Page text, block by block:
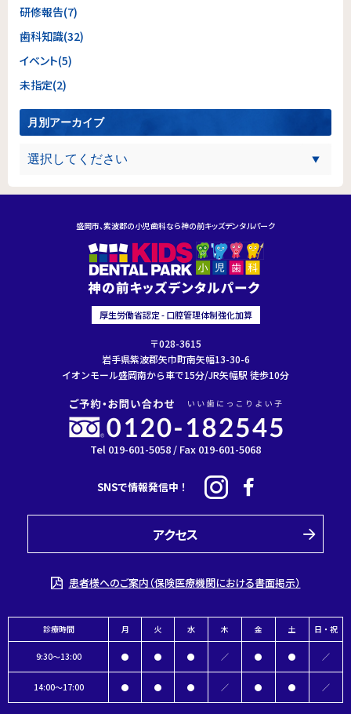
研修報告(7)
歯科知識(32)
イベント(5)
未指定(2)
月別アーカイブ
盛岡市、紫波郡の小児歯科なら神の前キッズデンタルパーク
厚生労働省認定 - 口腔管理体制強化加算
〒028-3615
岩手県紫波郡矢巾町南矢幅13-30-6
イオンモール盛岡南から車で15分/JR矢幅駅 徒歩10分
Tel 019-601-5058 / Fax 019-601-5068
SNSで情報発信中！
アクセス
患者様へのご案内（保険医療機関における書面掲示）
診療時間 月 火 水 木 金 土 日・祝
9:30～13:00 ● ● ● ／ ● ● ／
14:00～17:00 ● ● ● ／ ● ● ／